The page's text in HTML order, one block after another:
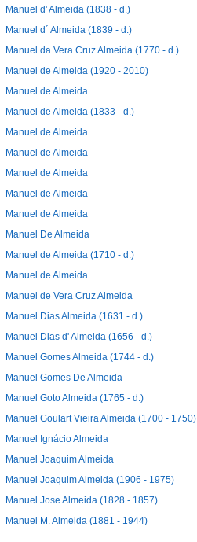
Manuel d' Almeida (1838 - d.)
Manuel d´ Almeida (1839 - d.)
Manuel da Vera Cruz Almeida (1770 - d.)
Manuel de Almeida (1920 - 2010)
Manuel de Almeida
Manuel de Almeida (1833 - d.)
Manuel de Almeida
Manuel de Almeida
Manuel de Almeida
Manuel de Almeida
Manuel de Almeida
Manuel De Almeida
Manuel de Almeida (1710 - d.)
Manuel de Almeida
Manuel de Vera Cruz Almeida
Manuel Dias Almeida (1631 - d.)
Manuel Dias d' Almeida (1656 - d.)
Manuel Gomes Almeida (1744 - d.)
Manuel Gomes De Almeida
Manuel Goto Almeida (1765 - d.)
Manuel Goulart Vieira Almeida (1700 - 1750)
Manuel Ignácio Almeida
Manuel Joaquim Almeida
Manuel Joaquim Almeida (1906 - 1975)
Manuel Jose Almeida (1828 - 1857)
Manuel M. Almeida (1881 - 1944)